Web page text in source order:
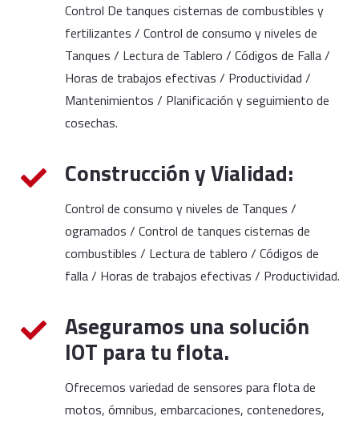
Control De tanques cisternas de combustibles y
fertilizantes / Control de consumo y niveles de
Tanques / Lectura de Tablero / Códigos de Falla /
Horas de trabajos efectivas / Productividad /
Mantenimientos / Planificación y seguimiento de
cosechas.
Construcción y Vialidad:
Control de consumo y niveles de Tanques /
ogramados / Control de tanques cisternas de
combustibles / Lectura de tablero / Códigos de
falla / Horas de trabajos efectivas / Productividad.
Aseguramos una solución
IOT para tu flota.
Ofrecemos variedad de sensores para flota de
motos, ómnibus, embarcaciones, contenedores,